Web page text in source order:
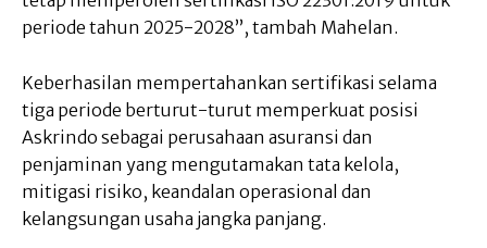
periode tahun 2025-2028”, tambah Mahelan.
Keberhasilan mempertahankan sertifikasi selama
tiga periode berturut-turut memperkuat posisi
Askrindo sebagai perusahaan asuransi dan
penjaminan yang mengutamakan tata kelola,
mitigasi risiko, keandalan operasional dan
kelangsungan usaha jangka panjang.